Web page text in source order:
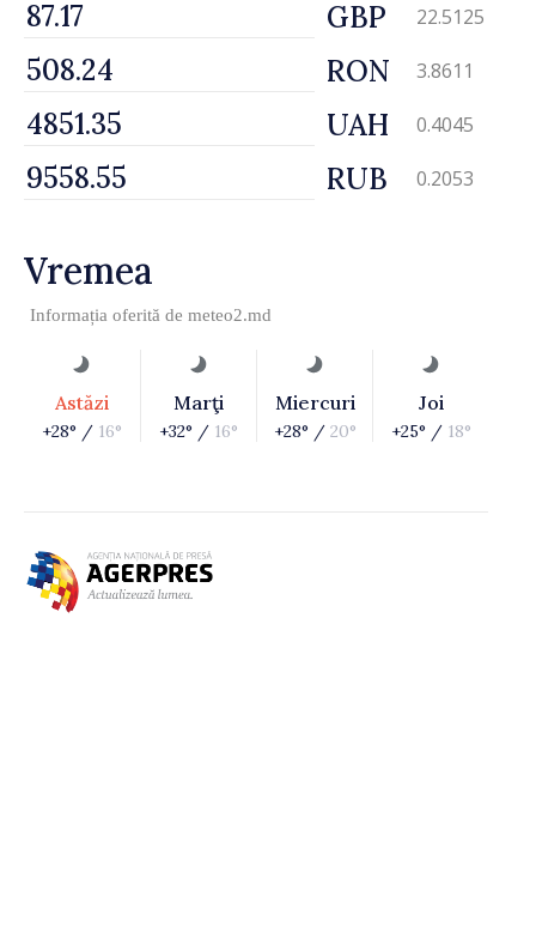
GBP 22.5125
RON 3.8611
UAH 0.4045
RUB 0.2053
Vremea
Informația oferită de meteo2.md
Astăzi
+28° / 16°
Marţi
+32° / 16°
Miercuri
+28° / 20°
Joi
+25° / 18°